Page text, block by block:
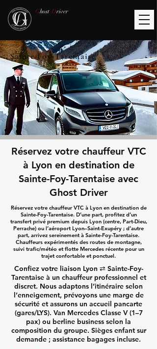
Ghost Driver
Sainte-Foy-Tarentaise
Réservez votre chauffeur VTC
à Lyon en destination de
Sainte-Foy-Tarentaise avec
Ghost Driver
Réservez votre chauffeur VTC à Lyon en destination de
Sainte-Foy-Tarentaise. D’une part, profitez d’un
transfert privé premium depuis Lyon (centre, Part-Dieu,
Perrache) ou l’aéroport Lyon–Saint-Exupéry ; d’autre
part, arrivez sereinement à Sainte-Foy-Tarentaise.
Chauffeurs expérimentés des routes de montagne,
suivi trafic/météo et flotte Mercedes récente pour un
trajet confortable et ponctuel.
Confiez votre liaison Lyon ⇄ Sainte-Foy-
Tarentaise à un chauffeur professionnel et
discret. Nous adaptons l’itinéraire selon
l’enneigement, prévoyons une marge de
sécurité et assurons un accueil pancarte
(gares/LYS). Van Mercedes Classe V (1–7
pax) ou berline business selon la
composition du groupe. Sièges enfant sur
demande ; assistance bagages incluse.